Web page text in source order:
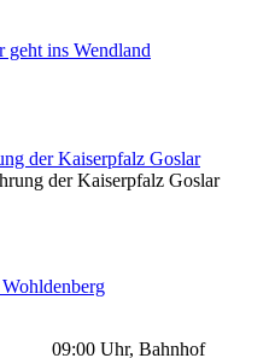
geht ins Wendland
der Kaiserpfalz Goslar
09:00 Uhr, Bahnhof